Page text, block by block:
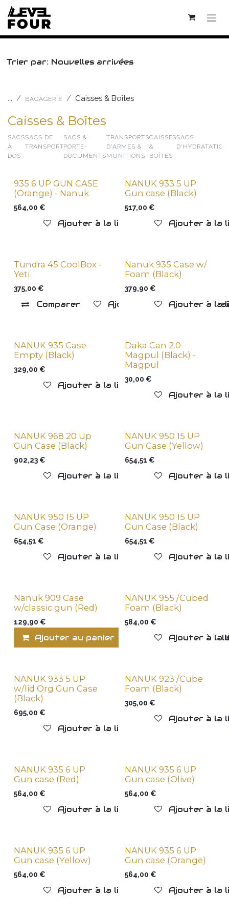
Se rendre au contenu
Trier par: Nouvelles arrivées
... BAGAGERIE Caisses & Boîtes
Caisses & Boîtes
SACS
À
DOS
SACS DE
TRANSPORT
SACS &
PORTE-
DOCUMENTS
TRANSPORTS
D'ARMES &
MUNITIONS
CAISSES
&
BOÎTES
SACS
D'HYDRATATION
935 6 UP GUN CASE
(Orange) - Nanuk
564,00 €
Ajouter à la liste de souhaits
NANUK 933 5 UP
Gun case (Black)
517,00 €
Ajouter à la
Tundra 45 CoolBox -
Yeti
375,00 €
Comparer Ajouter à la liste de
Nanuk 935 Case w/
Foam (Black)
379,90 €
Ajouter à la
NANUK 935 Case
Empty (Black)
329,00 €
Ajouter à la liste de souhaits
Daka Can 2.0
Magpul (Black) -
Magpul
30,00 €
Ajouter à la
NANUK 968 20 Up
Gun Case (Black)
902,23 €
Ajouter à la liste de souhaits
NANUK 950 15 UP
Gun Case (Yellow)
654,51 €
Ajouter à la
NANUK 950 15 UP
Gun Case (Orange)
654,51 €
Ajouter à la liste de souhaits
NANUK 950 15 UP
Gun Case (Black)
654,51 €
Ajouter à la
Nanuk 909 Case
w/classic gun (Red)
129,90 €
Ajouter au panier Ajouter à la
NANUK 955 /Cubed
Foam (Black)
584,00 €
Ajouter à la
NANUK 933 5 UP
w/lid Org Gun Case
(Black)
695,00 €
Ajouter à la liste de souhaits
NANUK 923 /Cube
Foam (Black)
305,00 €
Ajouter à la
NANUK 935 6 UP
Gun case (Red)
564,00 €
Ajouter à la liste de souhaits
NANUK 935 6 UP
Gun case (Olive)
564,00 €
Ajouter à la
NANUK 935 6 UP
Gun case (Yellow)
564,00 €
Ajouter à la liste de souhaits
NANUK 935 6 UP
Gun case (Orange)
564,00 €
Ajouter à la